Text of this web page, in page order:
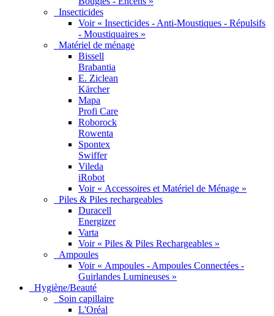
Insecticides
Voir « Insecticides - Anti-Moustiques - Répulsifs
- Moustiquaires »
Matériel de ménage
Bissell
Brabantia
E. Ziclean
Kärcher
Mapa
Profi Care
Roborock
Rowenta
Spontex
Swiffer
Vileda
iRobot
Voir « Accessoires et Matériel de Ménage »
Piles & Piles rechargeables
Duracell
Energizer
Varta
Voir « Piles & Piles Rechargeables »
Ampoules
Voir « Ampoules - Ampoules Connectées -
Guirlandes Lumineuses »
Hygiène/Beauté
Soin capillaire
L'Oréal